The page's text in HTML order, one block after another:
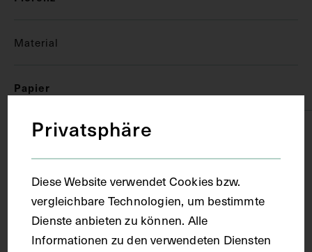
Material
Papier
Technik
Handschrift
Maße
Privatsphäre
Diese Website verwendet Cookies bzw.
vergleichbare Technologien, um bestimmte
Dienste anbieten zu können. Alle
Informationen zu den verwendeten Diensten